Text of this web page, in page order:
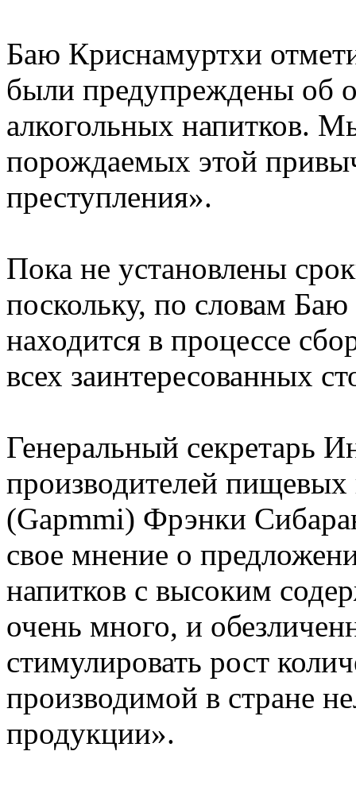
Баю Криснамуртхи
были предупреждены об
алкогольных напитков.
порождаемых этой
преступления».
Пока не установлены
поскольку, по словам
находится в процессе
всех заинтересованных
Генеральный секретарь
производителей пищевых
(Gapmmi) Фрэнки
свое мнение о
напитков с высоким
очень много, и
стимулировать рост
производимой в стране
продукции».